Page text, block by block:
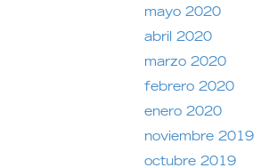
mayo 2020
abril 2020
marzo 2020
febrero 2020
enero 2020
noviembre 2019
octubre 2019